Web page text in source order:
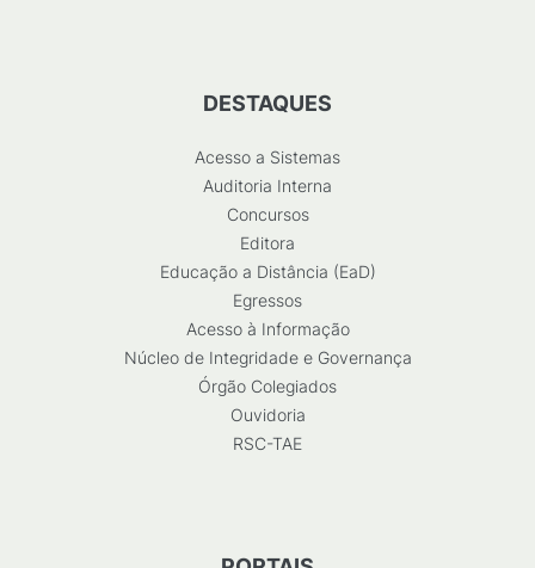
DESTAQUES
Acesso a Sistemas
Auditoria Interna
Concursos
Editora
Educação a Distância (EaD)
Egressos
Acesso à Informação
Núcleo de Integridade e Governança
Órgão Colegiados
Ouvidoria
RSC-TAE